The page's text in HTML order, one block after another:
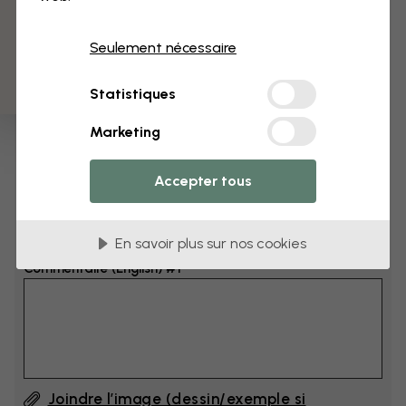
Ajoutez 6–10 cm à la largeur et à la hauteur
Ajouter un commentaire
Commentaire (English) #1
Joindre l’image (dessin/exemple si
Seulement nécessaire
Statistiques
Marketing
Accepter tous
En savoir plus sur nos cookies